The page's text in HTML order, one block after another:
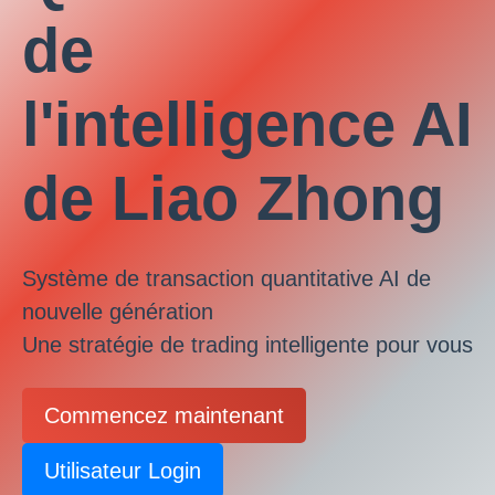
de
l'intelligence AI
de Liao Zhong
Système de transaction quantitative AI de
nouvelle génération
Une stratégie de trading intelligente pour vous
Commencez maintenant
Utilisateur Login